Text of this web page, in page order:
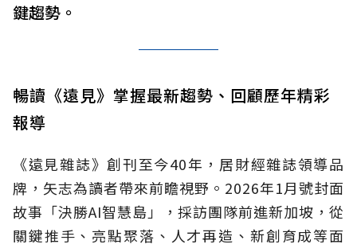
鍵趨勢。
暢讀《遠見》掌握最新趨勢、回顧歷年精彩
報導
《遠見雜誌》創刊至今40年，居財經雜誌領導品
牌，矢志為讀者帶來前瞻視野。2026年1月號封面
故事「決勝AI智慧島」，採訪團隊前進新加坡，從
關鍵推手、亮點聚落、人才再造、新創育成等面